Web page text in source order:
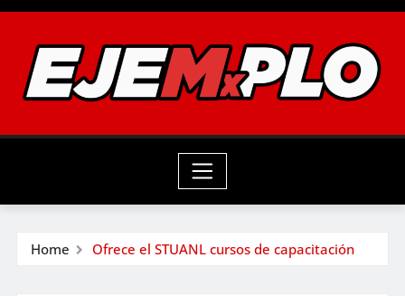
Home Ofrece el STUANL cursos de capacitación